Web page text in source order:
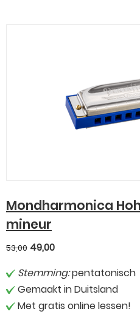
Mondharmonica
mineur
53,00 49,00
Stemming:pentatonisch
Gemaakt in Duitsland
Met gratis online lessen!